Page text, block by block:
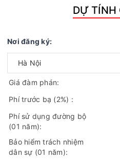
DỰ TÍNH
Nơi đăng ký:
Giá đàm phán:
Phí trước bạ (2%) :
Phí sử dụng đường bộ
(01 năm):
Bảo hiểm trách nhiệm
dân sự (01 năm):